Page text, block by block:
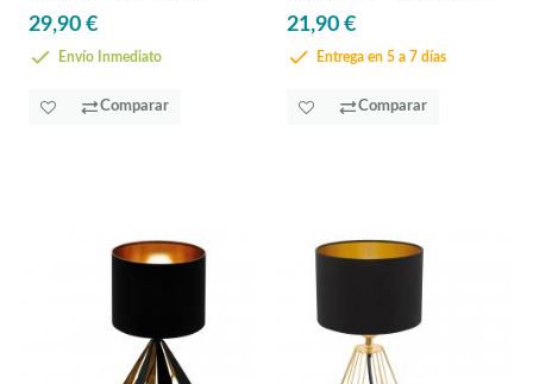
29,90 €
Envío Inmediato
Comparar
21,90 €
Entrega en 5 a 7 días
Comparar